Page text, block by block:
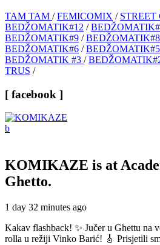
TAM TAM /FEMICOMIX / STREET
BEDŽOMATIK#12 /
BEDŽOMATIK#9 /BEDŽOMATIK#8
BEDŽOMATIK#6 /BEDŽOMATIK#5
BEDŽOMATIK #3 /
TRUS /
[ facebook ]
KOMIKAZE is at
Ghetto.
1 day 32 minutes ago
Kakav flashback! ✨ Jučer u Ghettu na
rolla u režiji Vinko Barić! 🎸 Prisjetili